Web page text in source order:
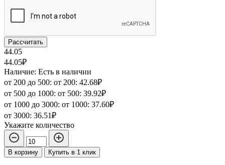
Рассчитать
44.05
44.05₽
Наличие: Есть в наличии
от 200 до 500: от 200: 42.68₽
от 500 до 1000: от 500: 39.92₽
от 1000 до 3000: от 1000: 37.60₽
от 3000: 36.51₽
Укажите количество
В корзину Купить в 1 клик